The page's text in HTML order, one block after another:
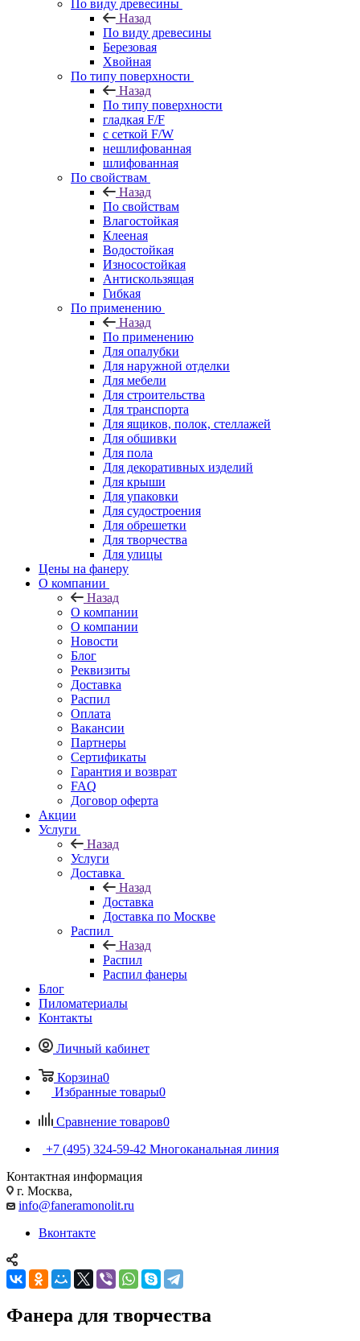
По виду древесины
Назад
По виду древесины
Березовая
Хвойная
По типу поверхности
Назад
По типу поверхности
гладкая F/F
с сеткой F/W
нешлифованная
шлифованная
По свойствам
Назад
По свойствам
Влагостойкая
Клееная
Водостойкая
Износостойкая
Антискользящая
Гибкая
По применению
Назад
По применению
Для опалубки
Для наружной отделки
Для мебели
Для строительства
Для транспорта
Для ящиков, полок, стеллажей
Для обшивки
Для пола
Для декоративных изделий
Для крыши
Для упаковки
Для судостроения
Для обрешетки
Для творчества
Для улицы
Цены на фанеру
О компании
Назад
О компании
О компании
Новости
Блог
Реквизиты
Доставка
Распил
Оплата
Вакансии
Партнеры
Сертификаты
Гарантия и возврат
FAQ
Договор оферта
Акции
Услуги
Назад
Услуги
Доставка
Назад
Доставка
Доставка по Москве
Распил
Назад
Распил
Распил фанеры
Блог
Пиломатериалы
Контакты
Личный кабинет
Корзина0
Избранные товары0
Сравнение товаров0
+7 (495) 324-59-42 Многоканальная линия
Контактная информация
г. Москва,
info@faneramonolit.ru
Вконтакте
Фанера для творчества